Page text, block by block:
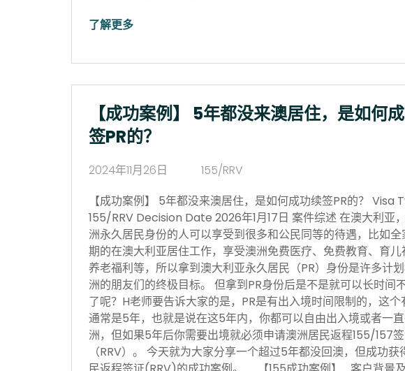
了解更多
【成功案例】 5年都没来澳居住，是如何
签PR的？
2024年11月26日
155/RRV
【成功案例】 5年都没来澳居住，是如何成功续签PR的？ Visa
155/RRV Decision Date 2026年1月17日 案件综述 在澳大利亚
洲永久居民身份的人可以享受到很多和公民同等的待遇，比如全
期的在澳大利亚居住工作，享受澳洲免费医疗、免费教育、育儿
养老福利等，所以拿到澳大利亚永久居民（PR）身份是许多计
洲的朋友们的终极目标。 但拿到PR身份后是不是就可以长时间
了呢？H老师要告诉大家的是，PR是有出入境时间限制的，这个
通常是5年，也就是说在这5年内，你都可以自由出入境或者一
洲，但如果5年后你需要出境就必须申请澳洲居民返程155/157
（RRV）。 今天就为大家分享一个超过5年都没回澳，但成功获